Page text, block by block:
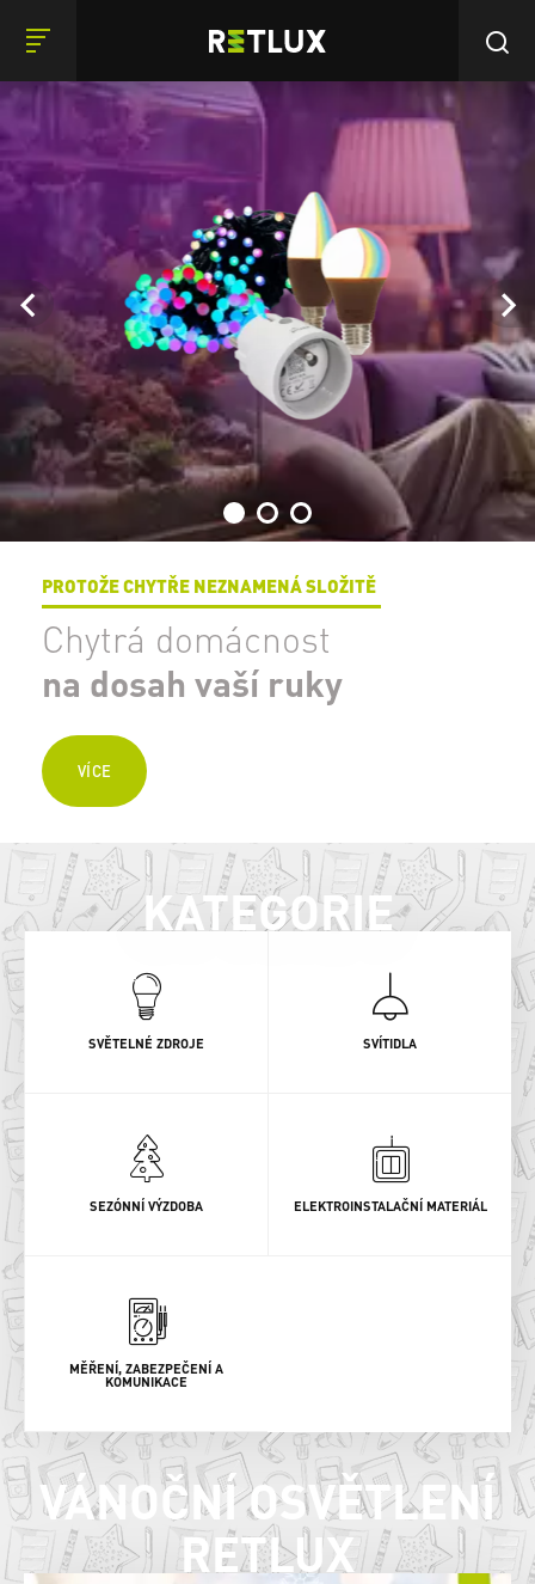
PROTOŽE CHYTŘE NEZNAMENÁ SLOŽITĚ
Chytrá domácnost
na dosah vaší ruky
VÍCE
KATEGORIE
SVĚTELNÉ ZDROJE SVÍTIDLA
SEZÓNNÍ VÝZDOBA ELEKTROINSTALAČNÍ MATERIÁL
MĚŘENÍ, ZABEZPEČENÍ A
KOMUNIKACE
VÁNOČNÍ OSVĚTLENÍ
RETLUX